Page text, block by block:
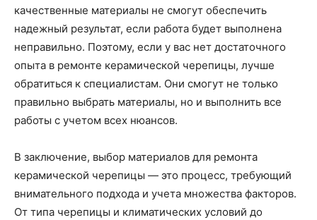
качественные материалы не смогут обеспечить
надежный результат, если работа будет выполнена
неправильно. Поэтому, если у вас нет достаточного
опыта в ремонте керамической черепицы, лучше
обратиться к специалистам. Они смогут не только
правильно выбрать материалы, но и выполнить все
работы с учетом всех нюансов.
В заключение, выбор материалов для ремонта
керамической черепицы — это процесс, требующий
внимательного подхода и учета множества факторов.
От типа черепицы и климатических условий до